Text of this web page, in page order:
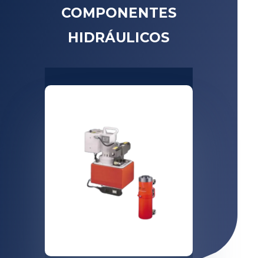
COMPONENTES
HIDRÁULICOS